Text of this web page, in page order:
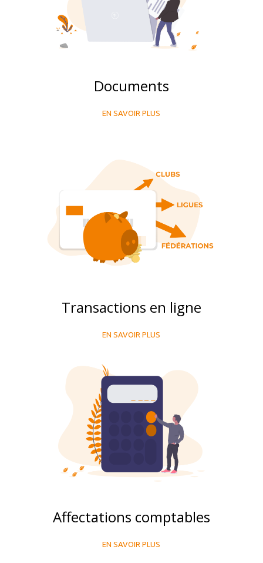
Documents
EN SAVOIR PLUS
Transactions en ligne
EN SAVOIR PLUS
Affectations comptables
EN SAVOIR PLUS